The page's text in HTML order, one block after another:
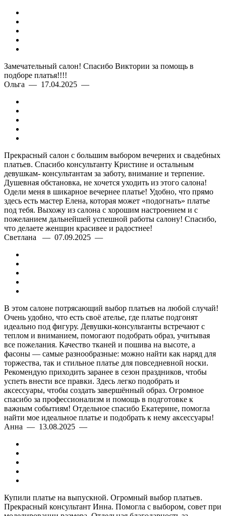
Замечательный салон! Спасибо Виктории за помощь в
подборе платья!!!!
Ольга — 17.04.2025 —
Прекрасный салон с большим выбором вечерних и свадебных
платьев. Спасибо консультанту Кристине и остальным
девушкам- консультантам за заботу, внимание и терпение.
Душевная обстановка, не хочется уходить из этого салона!
Одели меня в шикарное вечернее платье! Удобно, что прямо
здесь есть мастер Елена, которая может «подогнать» платье
под тебя. Выхожу из салона с хорошим настроением и с
пожеланием дальнейшей успешной работы салону! Спасибо,
что делаете женщин красивее и радостнее!
Светлана — 07.09.2025 —
В этом салоне потрясающий выбор платьев на любой случай!
Очень удобно, что есть своё ателье, где платье подгонят
идеально под фигуру. Девушки-консультанты встречают с
теплом и вниманием, помогают подобрать образ, учитывая
все пожелания. Качество тканей и пошива на высоте, а
фасоны — самые разнообразные: можно найти как наряд для
торжества, так и стильное платье для повседневной носки.
Рекомендую приходить заранее в сезон праздников, чтобы
успеть внести все правки. Здесь легко подобрать и
аксессуары, чтобы создать завершённый образ. Огромное
спасибо за профессионализм и помощь в подготовке к
важным событиям! Отдельное спасибо Екатерине, помогла
найти мое идеальное платье и подобрать к нему аксессуары!
Анна — 13.08.2025 —
Купили платье на выпускной. Огромный выбор платьев.
Прекрасный консультант Инна. Помогла с выбором, совет при